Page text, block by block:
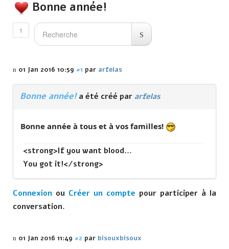
Bonne année!
1
01 Jan 2016 10:59 #1 par arfelas
Bonne année!a été créé par arfelas
Bonne année à tous et à vos familles!
<strong>If you want blood...
You got it!</strong>
Connexion ou Créer un compte pour participer à la
conversation.
01 Jan 2016 11:49 #2 par bisouxbisoux